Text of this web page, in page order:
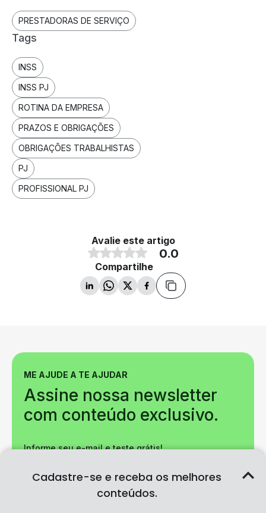
Cadastre-se e receba os melhores
conteúdos.
PRESTADORAS DE SERVIÇO
Tags
INSS
INSS PJ
ROTINA DA EMPRESA
PRAZOS E OBRIGAÇÕES
OBRIGAÇÕES TRABALHISTAS
PJ
PROFISSIONAL PJ
Avalie este artigo
0.0
Compartilhe
ME AJUDE A TE AJUDAR
Assine nossa newsletter
com conteúdo exclusivo.
Informe seu e-mail e teste grátis!
Cadastre-se